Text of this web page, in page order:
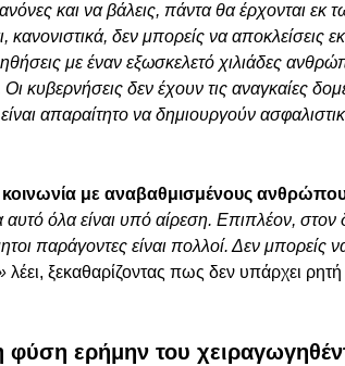
και να βάλεις, πάντα θα έρχονται εκ
κανονιστικά, δεν μπορείς να αποκλείσεις
με έναν εξωσκελετό χιλιάδες
κυβερνήσεις δεν έχουν τις αναγκαίες
απαραίτητο να δημιουργούν
με αναβαθμισμένους
όλα είναι υπό αίρεση. Επιπλέον, στον
παράγοντες είναι πολλοί. Δεν μπορείς
λέει, ξεκαθαρίζοντας πως δεν υπάρχει
ερήμην του